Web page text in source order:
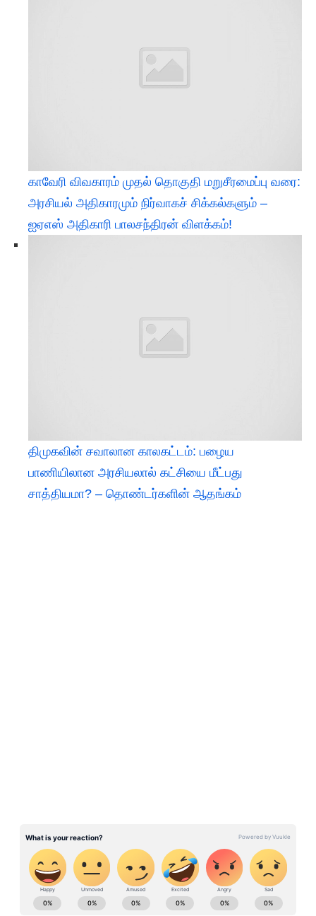
​காவேரி விவகாரம் முதல் தொகுதி மறுசீரமைப்பு வரை:
அரசியல் அதிகாரமும் நிர்வாகச் சிக்கல்களும் –
ஐஏஎஸ் அதிகாரி பாலசந்திரன் விளக்கம்!
திமுகவின் சவாலான காலகட்டம்: பழைய
பாணியிலான அரசியலால் கட்சியை மீட்பது
சாத்தியமா? – தொண்டர்களின் ஆதங்கம்